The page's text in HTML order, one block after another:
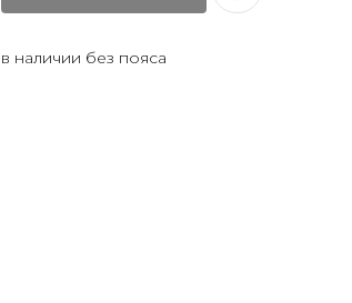
в наличии без пояса